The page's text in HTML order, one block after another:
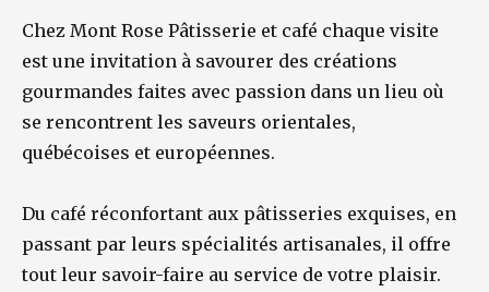
Chez Mont Rose Pâtisserie et café chaque visite
est une invitation à savourer des créations
gourmandes faites avec passion dans un lieu où
se rencontrent les saveurs orientales,
québécoises et européennes.
Du café réconfortant aux pâtisseries exquises, en
passant par leurs spécialités artisanales, il offre
tout leur savoir-faire au service de votre plaisir.